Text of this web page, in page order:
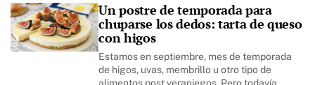
Un postre de temporada para
chuparse los dedos: tarta de queso
con higos
Estamos en septiembre, mes de temporada
de higos, uvas, membrillo u otro tipo de
alimentos post veraniegos. Pero todavía